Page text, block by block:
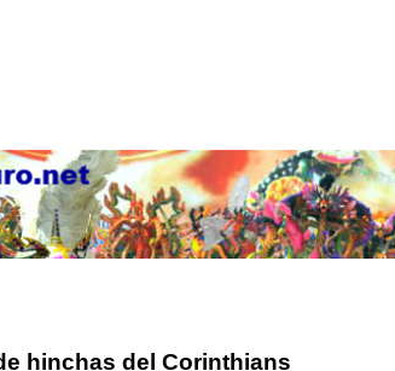
hinchas del Corinthians